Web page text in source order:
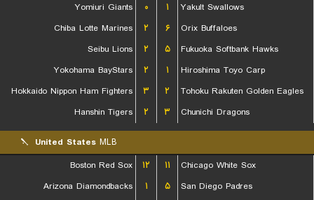
Yomiuri Giants
۰ ۱
Yakult Swallows
Chiba Lotte Marines
۲ ۶
Orix Buffaloes
Seibu Lions
۲ ۵
Fukuoka Softbank Hawks
Yokohama BayStars
۲ ۱
Hiroshima Toyo Carp
Hokkaido Nippon Ham Fighters
۳ ۲
Tohoku Rakuten Golden Eagles
Hanshin Tigers
۲ ۳ Chunichi Dragons
United States MLB
Boston Red Sox
۱۲ ۱۱
Chicago White Sox
Arizona Diamondbacks
۱ ۵
San Diego Padres